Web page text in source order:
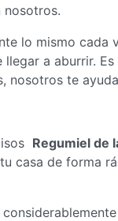
nosotros.
lo mismo cada
a aburrir.
nosotros te
Regumiel de
casa de forma